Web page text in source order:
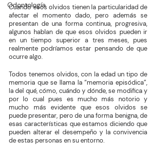
Odontología
Cuando esos olvidos tienen la particularidad de
afectar el momento dado, pero además se
presentan de una forma continua, progresiva,
algunos hablan de que esos olvidos pueden ir
en un tiempo superior a tres meses, pues
realmente podríamos estar pensando de que
ocurre algo.
Todos tenemos olvidos, con la edad un tipo de
memoria que se llama la “memoria episódica”,
la del qué, cómo, cuándo y dónde, se modifica y
por lo cual pues es mucho más notorio y
mucho más evidente que esos olvidos se
puede presentar, pero de una forma benigna, de
esas características que estamos diciendo que
pueden alterar el desempeño y la convivencia
de estas personas en su entorno.